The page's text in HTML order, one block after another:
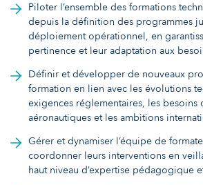
Piloter l’ensemble des formations
depuis la définition des programmes
déploiement opérationnel, en
pertinence et leur adaptation aux
Définir et développer de nouveaux
formation en lien avec les évolutions
exigences réglementaires, les besoins
aéronautiques et les ambitions
Gérer et dynamiser l’équipe de
coordonner leurs interventions en
haut niveau d’expertise pédagogique